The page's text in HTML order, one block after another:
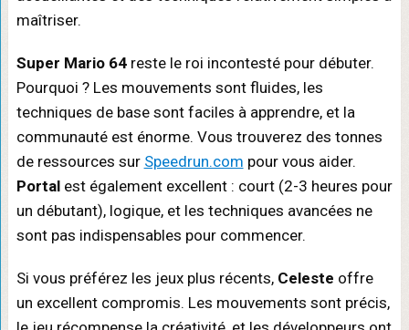
maîtriser.
Super Mario 64reste le roi incontesté pour débuter.
Pourquoi ? Les mouvements sont fluides, les
techniques de base sont faciles à apprendre, et la
communauté est énorme. Vous trouverez des tonnes
de ressources sur Speedrun.com pour vous aider.
Portalest également excellent : court (2-3 heures pour
un débutant), logique, et les techniques avancées ne
sont pas indispensables pour commencer.
Si vous préférez les jeux plus récents, Celeste offre
un excellent compromis. Les mouvements sont précis,